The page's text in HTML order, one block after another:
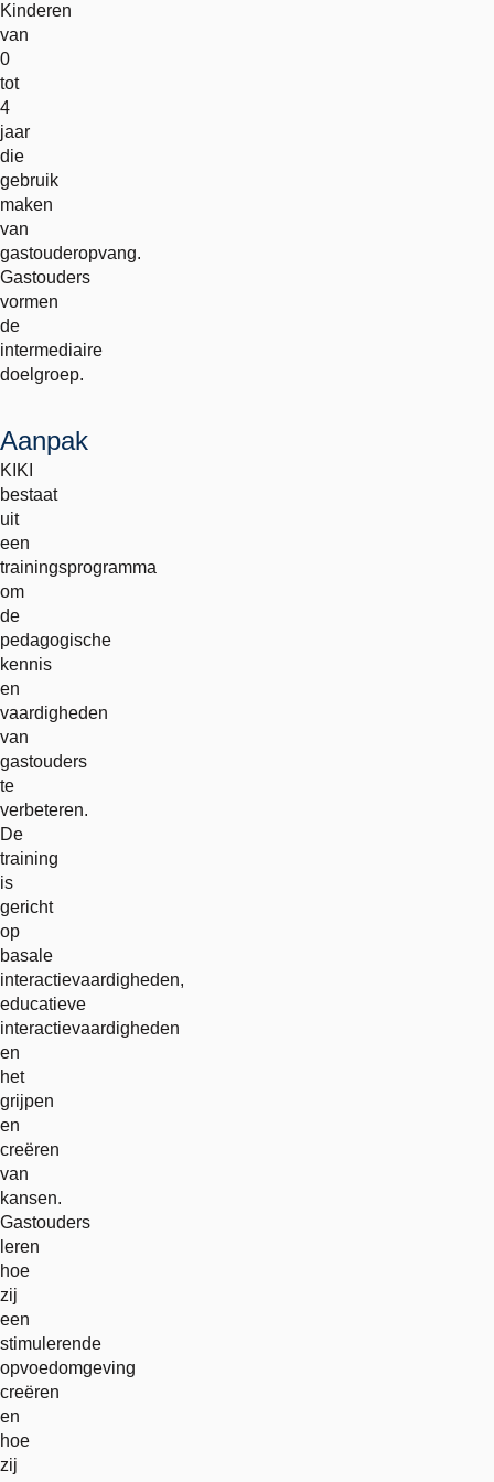
Kinderen
van
0
tot
4
jaar
die
gebruik
maken
van
gastouderopvang.
Gastouders
vormen
de
intermediaire
doelgroep.
Aanpak
KIKI
bestaat
uit
een
trainingsprogramma
om
de
pedagogische
kennis
en
vaardigheden
van
gastouders
te
verbeteren.
De
training
is
gericht
op
basale
interactievaardigheden,
educatieve
interactievaardigheden
en
het
grijpen
en
creëren
van
kansen.
Gastouders
leren
hoe
zij
een
stimulerende
opvoedomgeving
creëren
en
hoe
zij